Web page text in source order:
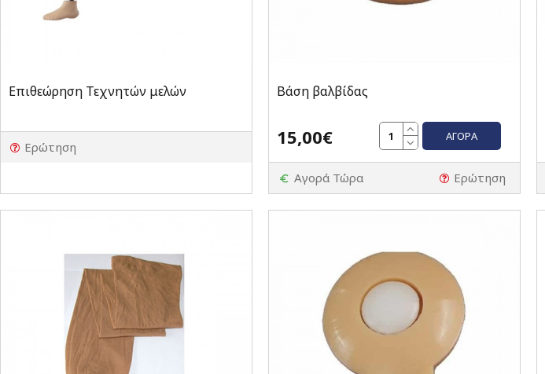
Επιθεώρηση Τεχνητών μελών
Ερώτηση
Βάση βαλβίδας
15,00€ ΑΓΟΡΆ
Αγορά Τώρα Ερώτηση